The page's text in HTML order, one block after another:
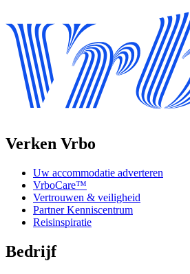
Verken Vrbo
Uw accommodatie adverteren
VrboCare™
Vertrouwen & veiligheid
Partner Kenniscentrum
Reisinspiratie
Bedrijf